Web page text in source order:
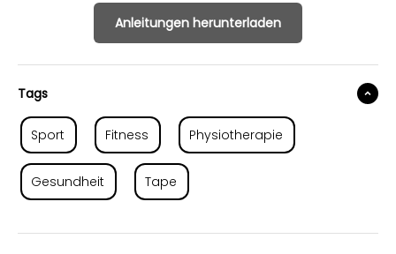
Anleitungen herunterladen
Tags
Sport Fitness Physiotherapie
Gesundheit Tape